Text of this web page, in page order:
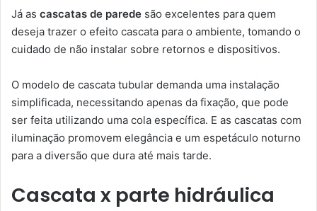
Já as cascatas de parede são excelentes para quem
deseja trazer o efeito cascata para o ambiente, tomando o
cuidado de não instalar sobre retornos e dispositivos.
O modelo de cascata tubular demanda uma instalação
simplificada, necessitando apenas da fixação, que pode
ser feita utilizando uma cola específica. E as cascatas com
iluminação promovem elegância e um espetáculo noturno
para a diversão que dura até mais tarde.
Cascata x parte hidráulica